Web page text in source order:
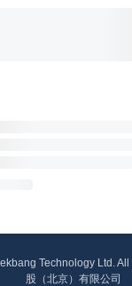
Technology Ltd.
股（北京）有限公司